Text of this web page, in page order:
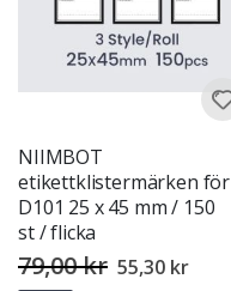
NIIMBOT
etikettklistermärken för
D101 25 x 45 mm / 150
st / flicka
79,00 kr Special
Price
55,30 kr